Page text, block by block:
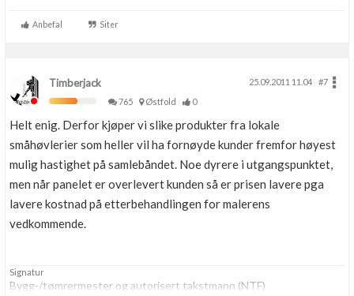
Anbefal Siter
Timberjack 25.09.2011 11.04
#7
765
Østfold 0
Helt enig. Derfor kjøper vi slike produkter fra lokale
småhøvlerier som heller vil ha fornøyde kunder fremfor høyest
mulig hastighet på samlebåndet. Noe dyrere i utgangspunktet,
men når panelet er overlevert kunden så er prisen lavere pga
lavere kostnad på etterbehandlingen for malerens
vedkommende.
Signatur
Bygg-/tømrermester og autorisert takstmann (NTF)